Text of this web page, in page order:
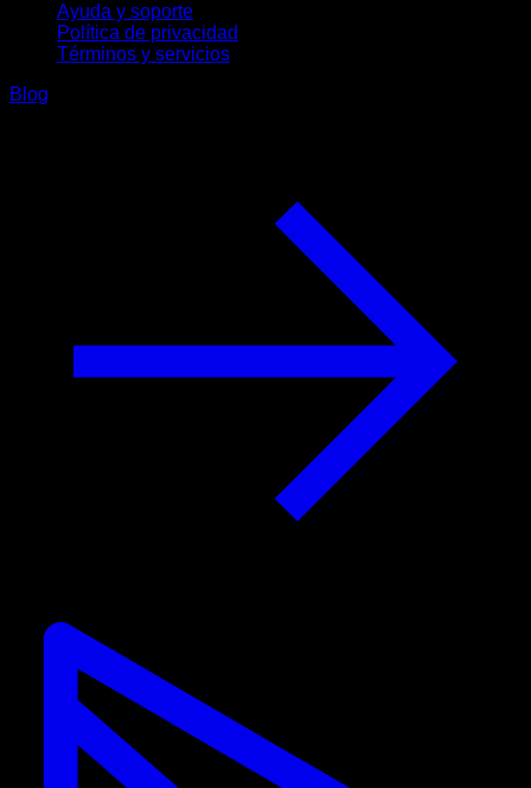
Ayuda y soporte
Política de privacidad
Términos y servicios
Blog